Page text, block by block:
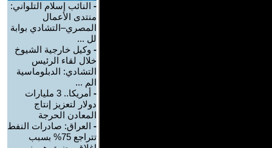
- النائب إسلام التلواني:
منتدى الأعمال
المصري–التشادي بوابة
لل ...
- وكيل خارجية الشيوخ
خلال لقاء الرئيس
التشادي: الدبلوماسية
الم ...
-
أمريكا.. 3 مليارات
دولار لتعزيز إنتاج
المعادن الحرجة
- العراق: صادرات النفط
تتراجع 75% بسبب